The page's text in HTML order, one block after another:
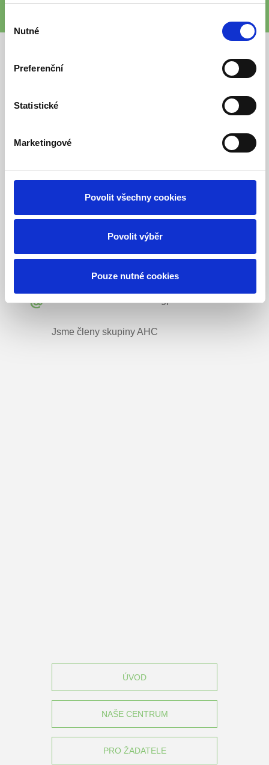
souhlasu
Nutné
Preferenční
Statistické
Marketingové
Povolit všechny cookies
Povolit výběr
Pouze nutné cookies
Přepychy 21
517 32
+420 494 322 629
prepychy@ahc.cz
Jsme členy skupinyAHC
ÚVOD
NAŠE CENTRUM
PRO ŽADATELE